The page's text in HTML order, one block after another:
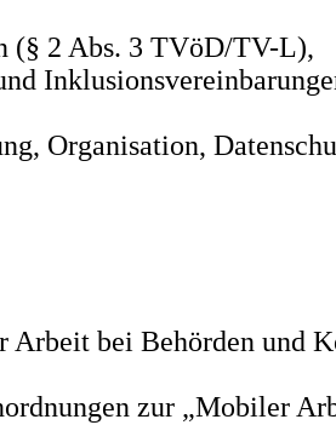
(§ 2 Abs. 3 TVöD/TV-L),
Organisation,
Arbeit bei Behörden und
zur „Mobiler